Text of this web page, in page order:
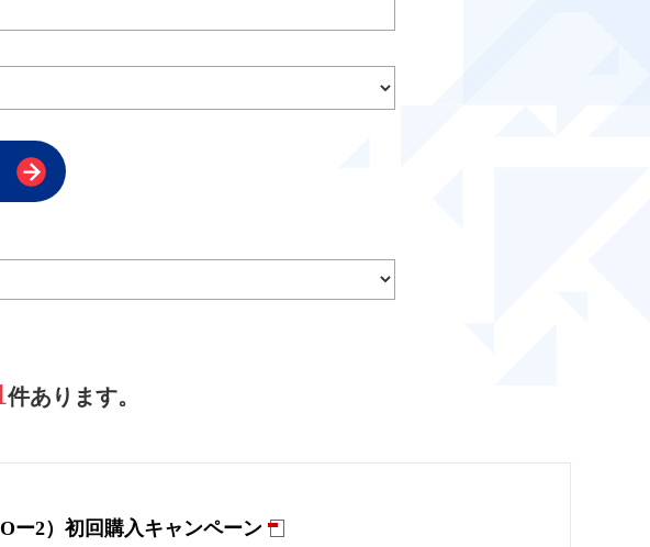
件あります。
ー2）初回購入キャンペーン